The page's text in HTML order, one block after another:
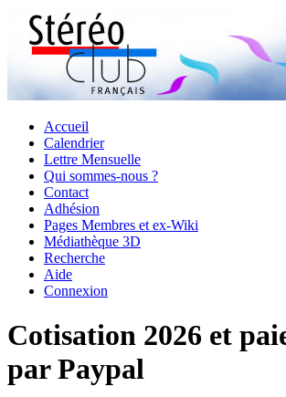
Accueil
Calendrier
Lettre Mensuelle
Qui sommes-nous ?
Contact
Adhésion
Pages Membres et ex-Wiki
Médiathèque 3D
Recherche
Aide
Connexion
Cotisation 2026 et
par Paypal